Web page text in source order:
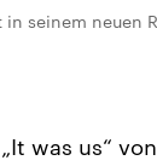
seinem neuen
was us“